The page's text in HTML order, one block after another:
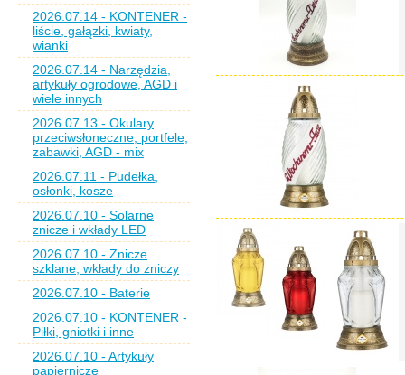
2026.07.14 - KONTENER -
liście, gałązki, kwiaty,
wianki
2026.07.14 - Narzędzia,
artykuły ogrodowe, AGD i
wiele innych
2026.07.13 - Okulary
przeciwsłoneczne, portfele,
zabawki, AGD - mix
2026.07.11 - Pudełka,
osłonki, kosze
2026.07.10 - Solarne
znicze i wkłady LED
2026.07.10 - Znicze
szklane, wkłady do zniczy
2026.07.10 - Baterie
2026.07.10 - KONTENER -
Piłki, gniotki i inne
2026.07.10 - Artykuły
papiernicze